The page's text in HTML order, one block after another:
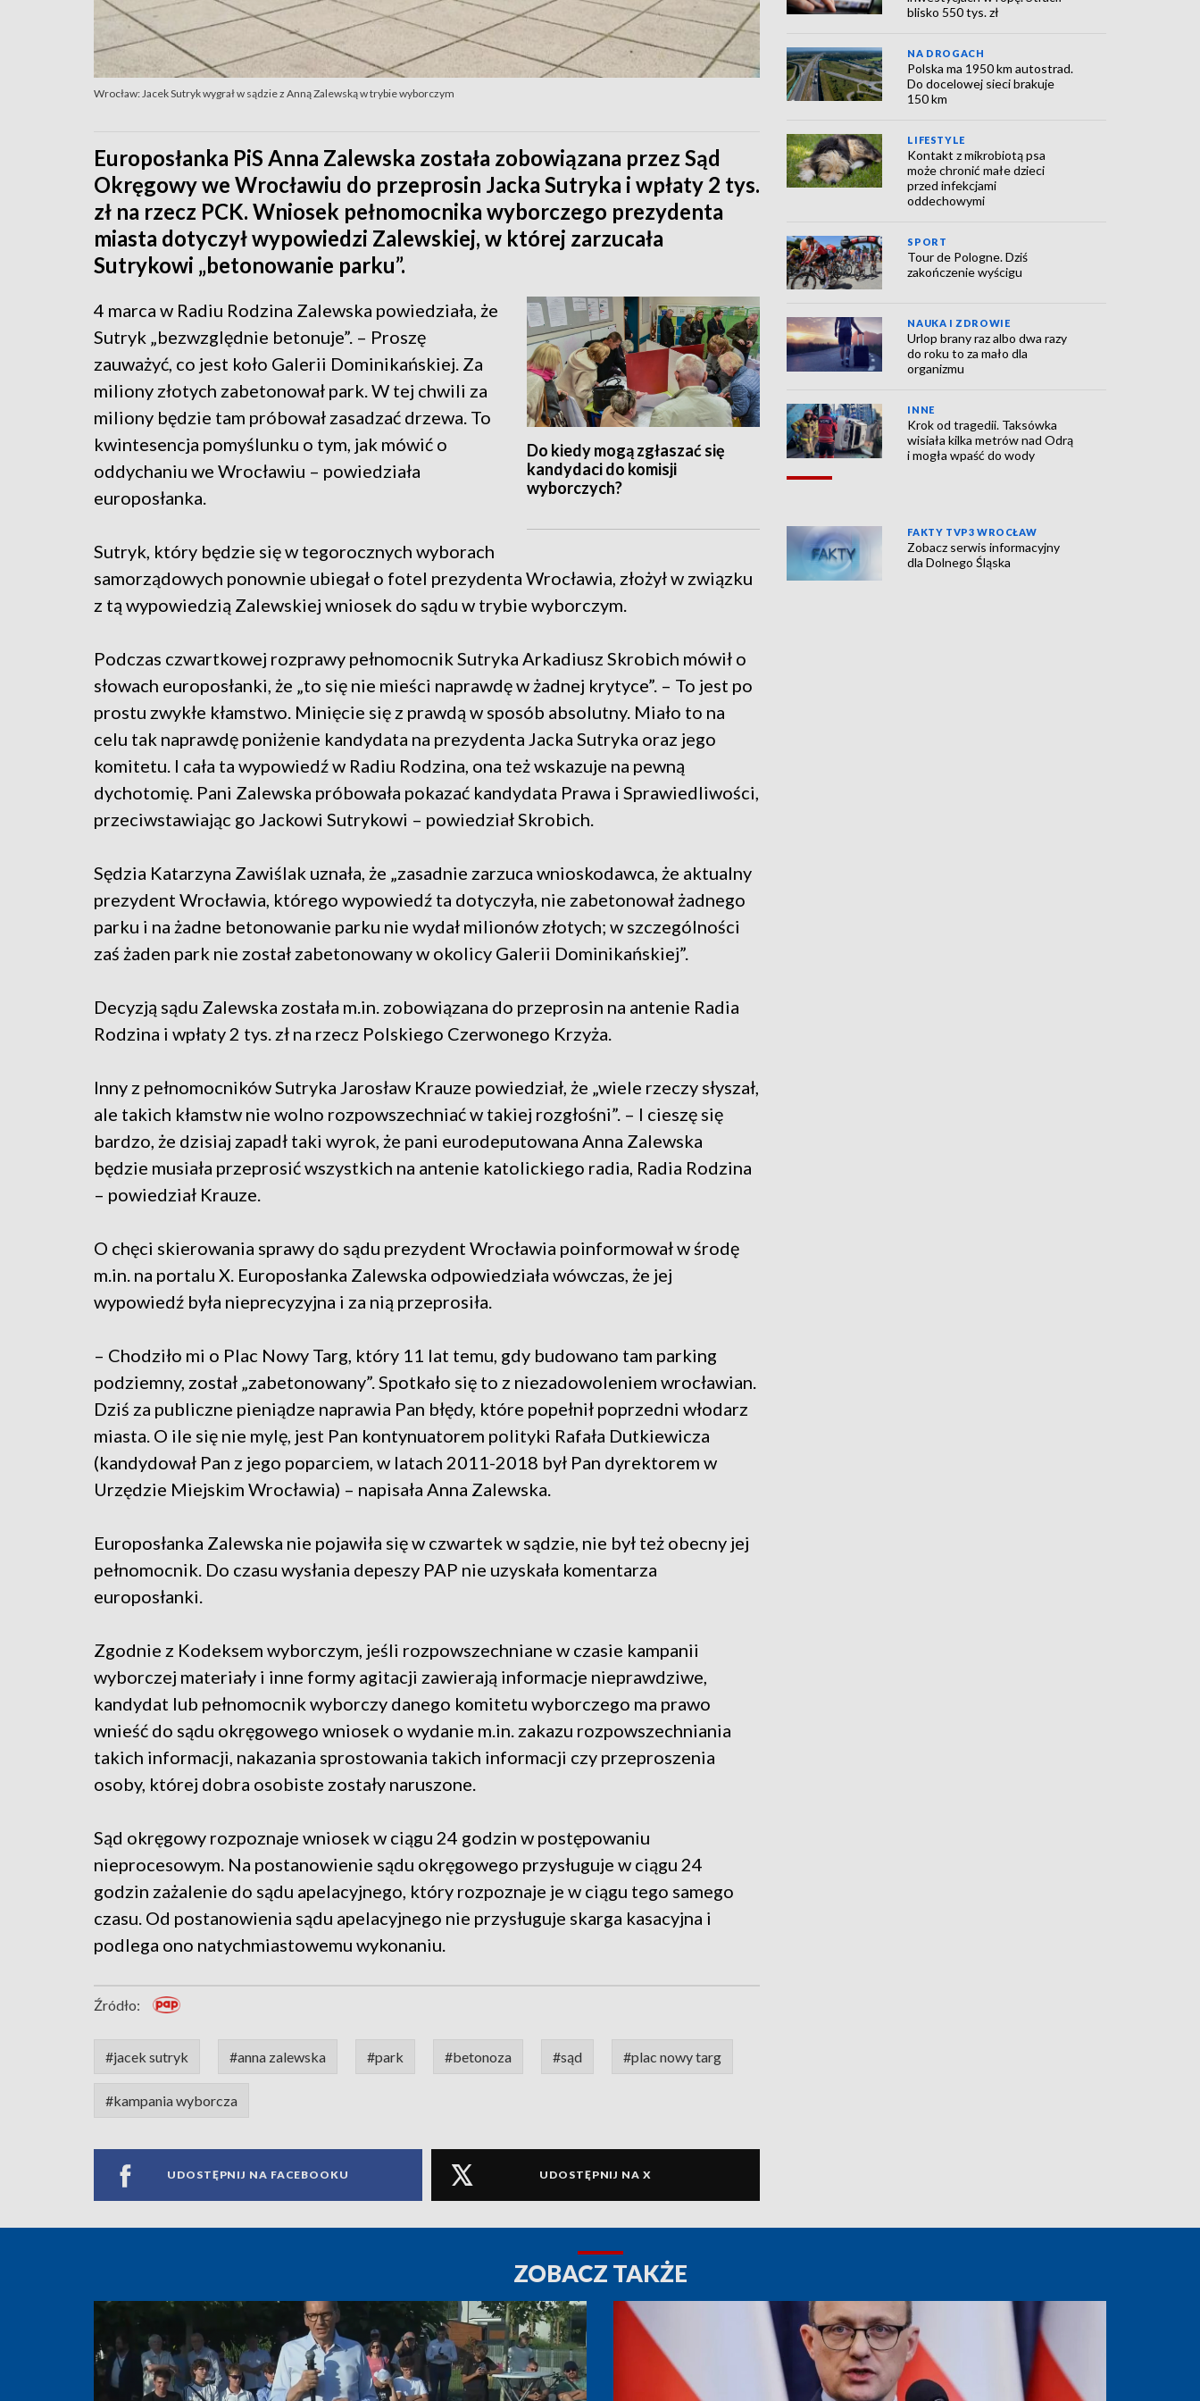
Wrocław: Jacek Sutryk wygrał w sądzie z Anną Zalewską w trybie wyborczym
Europosłanka PiS Anna Zalewska została zobowiązana przez Sąd
Okręgowy we Wrocławiu do przeprosin Jacka Sutryka i wpłaty 2 tys.
zł na rzecz PCK. Wniosek pełnomocnika wyborczego prezydenta
miasta dotyczył wypowiedzi Zalewskiej, w której zarzucała
Sutrykowi „betonowanie parku”.
Do kiedy mogą zgłaszać się
kandydaci do komisji
wyborczych?
4 marca w Radiu Rodzina Zalewska powiedziała, że
Sutryk „bezwzględnie betonuje”. – Proszę
zauważyć, co jest koło Galerii Dominikańskiej. Za
miliony złotych zabetonował park. W tej chwili za
miliony będzie tam próbował zasadzać drzewa. To
kwintesencja pomyślunku o tym, jak mówić o
oddychaniu we Wrocławiu – powiedziała
europosłanka.
Sutryk, który będzie się w tegorocznych wyborach
samorządowych ponownie ubiegał o fotel prezydenta Wrocławia, złożył w związku
z tą wypowiedzią Zalewskiej wniosek do sądu w trybie wyborczym.
Podczas czwartkowej rozprawy pełnomocnik Sutryka Arkadiusz Skrobich mówił o
słowach europosłanki, że „to się nie mieści naprawdę w żadnej krytyce”. – To jest po
prostu zwykłe kłamstwo. Minięcie się z prawdą w sposób absolutny. Miało to na
celu tak naprawdę poniżenie kandydata na prezydenta Jacka Sutryka oraz jego
komitetu. I cała ta wypowiedź w Radiu Rodzina, ona też wskazuje na pewną
dychotomię. Pani Zalewska próbowała pokazać kandydata Prawa i Sprawiedliwości,
przeciwstawiając go Jackowi Sutrykowi – powiedział Skrobich.
Sędzia Katarzyna Zawiślak uznała, że „zasadnie zarzuca wnioskodawca, że aktualny
prezydent Wrocławia, którego wypowiedź ta dotyczyła, nie zabetonował żadnego
parku i na żadne betonowanie parku nie wydał milionów złotych; w szczególności
zaś żaden park nie został zabetonowany w okolicy Galerii Dominikańskiej”.
Decyzją sądu Zalewska została m.in. zobowiązana do przeprosin na antenie Radia
Rodzina i wpłaty 2 tys. zł na rzecz Polskiego Czerwonego Krzyża.
Inny z pełnomocników Sutryka Jarosław Krauze powiedział, że „wiele rzeczy słyszał,
ale takich kłamstw nie wolno rozpowszechniać w takiej rozgłośni”. – I cieszę się
bardzo, że dzisiaj zapadł taki wyrok, że pani eurodeputowana Anna Zalewska
będzie musiała przeprosić wszystkich na antenie katolickiego radia, Radia Rodzina
– powiedział Krauze.
O chęci skierowania sprawy do sądu prezydent Wrocławia poinformował w środę
m.in. na portalu X. Europosłanka Zalewska odpowiedziała wówczas, że jej
wypowiedź była nieprecyzyjna i za nią przeprosiła.
– Chodziło mi o Plac Nowy Targ, który 11 lat temu, gdy budowano tam parking
podziemny, został „zabetonowany”. Spotkało się to z niezadowoleniem wrocławian.
Dziś za publiczne pieniądze naprawia Pan błędy, które popełnił poprzedni włodarz
miasta. O ile się nie mylę, jest Pan kontynuatorem polityki Rafała Dutkiewicza
(kandydował Pan z jego poparciem, w latach 2011-2018 był Pan dyrektorem w
Urzędzie Miejskim Wrocławia) – napisała Anna Zalewska.
Europosłanka Zalewska nie pojawiła się w czwartek w sądzie, nie był też obecny jej
pełnomocnik. Do czasu wysłania depeszy PAP nie uzyskała komentarza
europosłanki.
Zgodnie z Kodeksem wyborczym, jeśli rozpowszechniane w czasie kampanii
wyborczej materiały i inne formy agitacji zawierają informacje nieprawdziwe,
kandydat lub pełnomocnik wyborczy danego komitetu wyborczego ma prawo
wnieść do sądu okręgowego wniosek o wydanie m.in. zakazu rozpowszechniania
takich informacji, nakazania sprostowania takich informacji czy przeproszenia
osoby, której dobra osobiste zostały naruszone.
Sąd okręgowy rozpoznaje wniosek w ciągu 24 godzin w postępowaniu
nieprocesowym. Na postanowienie sądu okręgowego przysługuje w ciągu 24
godzin zażalenie do sądu apelacyjnego, który rozpoznaje je w ciągu tego samego
czasu. Od postanowienia sądu apelacyjnego nie przysługuje skarga kasacyjna i
podlega ono natychmiastowemu wykonaniu.
Źródło:
#jacek sutryk #anna zalewska #park #betonoza #sąd #plac nowy targ
#kampania wyborcza
UDOSTĘPNIJ NA FACEBOOKU UDOSTĘPNIJ NA X
blisko 550 tys. zł
NA DROGACH
Polska ma 1950 km autostrad.
Do docelowej sieci brakuje
150 km
LIFESTYLE
Kontakt z mikrobiotą psa
może chronić małe dzieci
przed infekcjami
oddechowymi
SPORT
Tour de Pologne. Dziś
zakończenie wyścigu
NAUKA I ZDROWIE
Urlop brany raz albo dwa razy
do roku to za mało dla
organizmu
INNE
Krok od tragedii. Taksówka
wisiała kilka metrów nad Odrą
i mogła wpaść do wody
FAKTY TVP3 WROCŁAW
Zobacz serwis informacyjny
dla Dolnego Śląska
ZOBACZ TAKŻE